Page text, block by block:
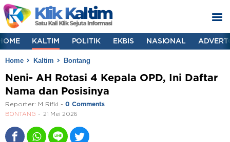
KALTIM POLITIK EKBIS NASIONAL
Home Kaltim Bontang
Neni- AH Rotasi 4 Kepala OPD, Ini Daftar
Nama dan Posisinya
Reporter: M Rifki - 0 Comments
BONTANG 21 Mei 2026